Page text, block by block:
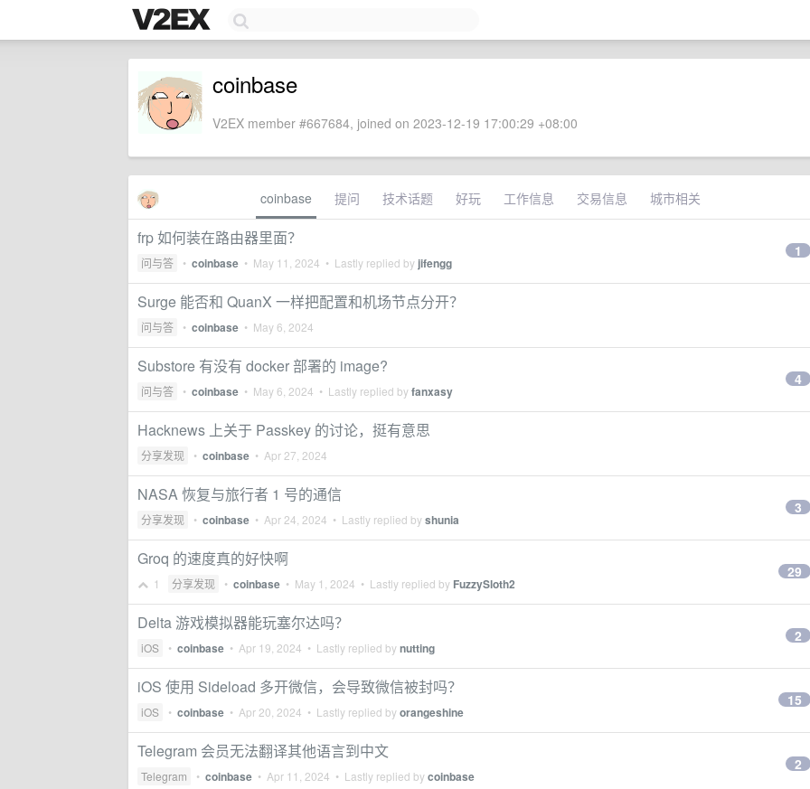
coinbase
V2EX member #667684, joined on 2023-12-19 17:00:29 +08:00
coinbase 提问 技术话题 好玩 工作信息 交易信息 城市相关
frp 如何装在路由器里面？
问与答 • coinbase • May 11, 2024 • Lastly replied by jifengg
1
Surge 能否和 QuanX 一样把配置和机场节点分开？
问与答 • coinbase • May 6, 2024
Substore 有没有 docker 部署的 image?
问与答 • coinbase • May 6, 2024 • Lastly replied byfanxasy
4
Hacknews 上关于 Passkey 的讨论，挺有意思
分享发现 • coinbase • Apr 27, 2024
NASA 恢复与旅行者 1 号的通信
分享发现 • coinbase • Apr 24, 2024 • Lastly replied byshunia
3
Groq 的速度真的好快啊
1 分享发现 • coinbase • May 1, 2024 • Lastly replied by FuzzySloth2
29
Delta 游戏模拟器能玩塞尔达吗？
iOS • coinbase • Apr 19, 2024 • Lastly replied bynutting
2
iOS 使用 Sideload 多开微信，会导致微信被封吗？
iOS • coinbase • Apr 20, 2024 • Lastly replied byorangeshine
15
Telegram 会员无法翻译其他语言到中文
Telegram • coinbase • Apr 11, 2024 • Lastly replied bycoinbase
2